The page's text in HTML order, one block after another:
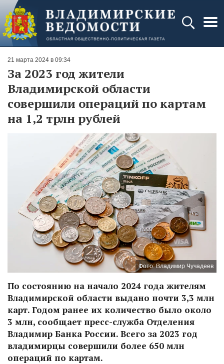
21 марта 2024 в 09:34
За 2023 год жители
Владимирской области
совершили операций по картам
на 1,2 трлн рублей
Фото: Владимир Чучадеев
По состоянию на начало 2024 года жителям
Владимирской области выдано почти 3,3 млн
карт. Годом ранее их количество было около
3 млн, сообщает пресс-служба Отделения
Владимир Банка России. Всего за 2023 год
владимирцы совершили более 650 млн
операций по картам.